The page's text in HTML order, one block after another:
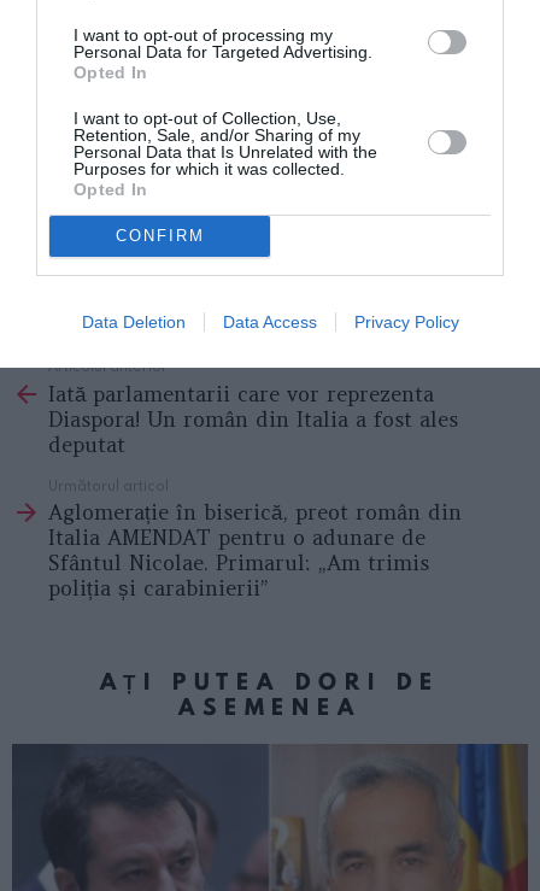
I want to opt-out of processing my
Personal Data for Targeted Advertising.
Opted In
I want to opt-out of Collection, Use,
Retention, Sale, and/or Sharing of my
Personal Data that Is Unrelated with the
Purposes for which it was collected.
Opted In
CONFIRM
Data Deletion Data Access Privacy Policy
De asememea, Sorin Lavric vorbește despre venirea
refugiaților în Europa ca despre o „invazie barbară”, o
„colonizare premeditată”. „Că le spunem emigranţi,
imigranţi, fugari sau refugiaţi nu are nici o
însemnătate. În realitate e vorba de o invazie barbară
al cărei rost e să dea peste cap identităţile etnice de
pe continent”, scrie acesta.
STIRI ROMANIA
See
more
Articolul anterior
Iată parlamentarii care vor reprezenta
Diaspora! Un român din Italia a fost ales
deputat
Următorul articol
Aglomerație în biserică, preot român din
Italia AMENDAT pentru o adunare de
Sfântul Nicolae. Primarul: „Am trimis
poliția și carabinierii”
AȚI PUTEA DORI DE
ASEMENEA